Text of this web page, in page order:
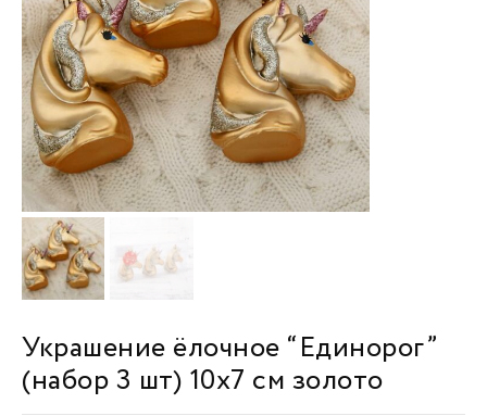
Украшение ёлочное “Единорог”
(набор 3 шт) 10х7 см золото